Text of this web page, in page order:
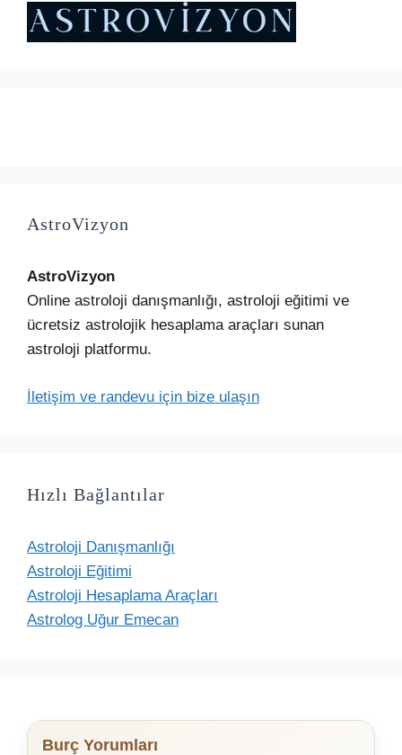
AstroVizyon
AstroVizyon
Online astroloji danışmanlığı, astroloji eğitimi ve
ücretsiz astrolojik hesaplama araçları sunan
astroloji platformu.
İletişim ve randevu için bize ulaşın
Hızlı Bağlantılar
Astroloji Danışmanlığı
Astroloji Eğitimi
Astroloji Hesaplama Araçları
Astrolog Uğur Emecan
Burç Yorumları